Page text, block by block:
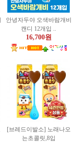
안녕자두야 오색바람개비
캔디 12개입 ..
16,700원
[브레드이발소] 노래나오
는초콜릿,8입